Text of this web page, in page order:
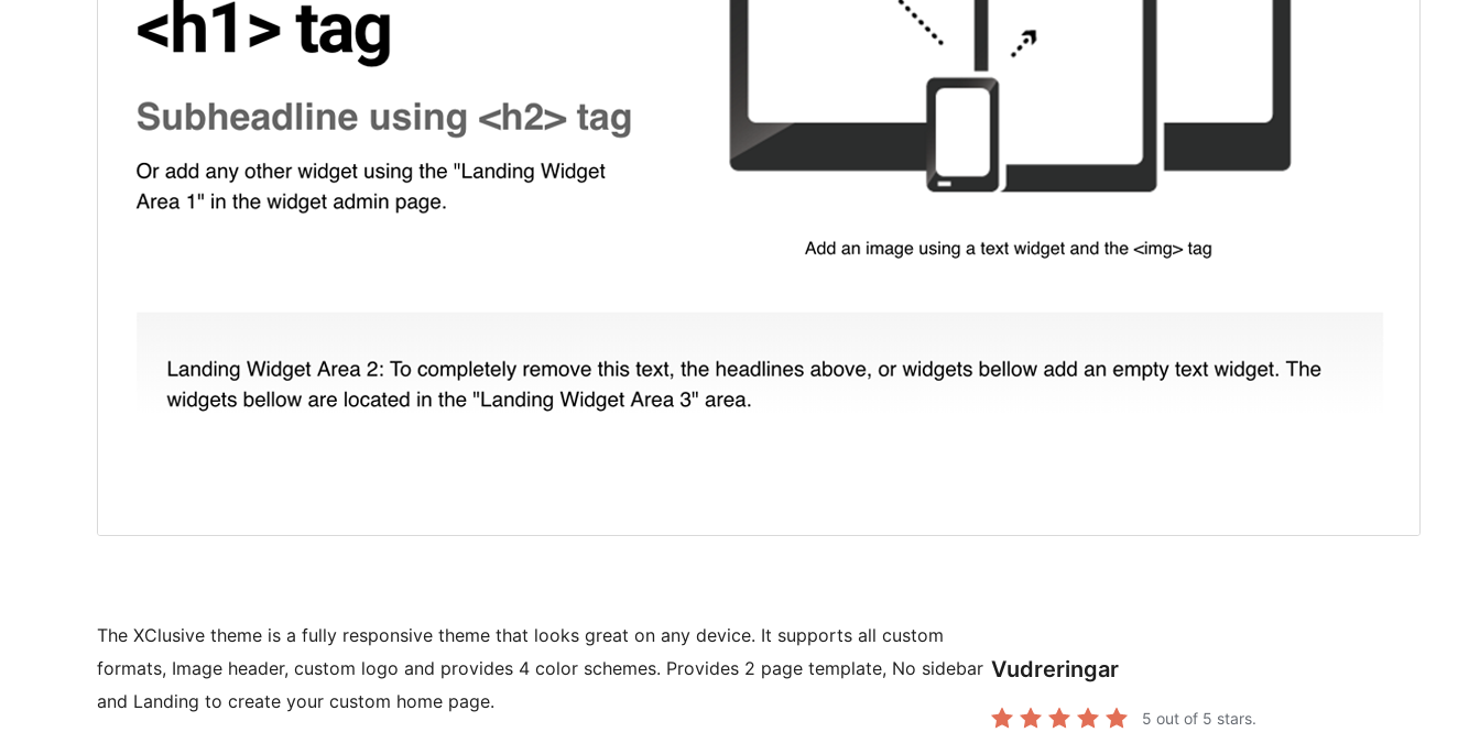
The XClusive theme is a fully responsive theme that looks great on any device. It supports all custom
formats, Image header, custom logo and provides 4 color schemes. Provides 2 page template, No sidebar
and Landing to create your custom home page.
Vudreringar
5 out of 5 stars.